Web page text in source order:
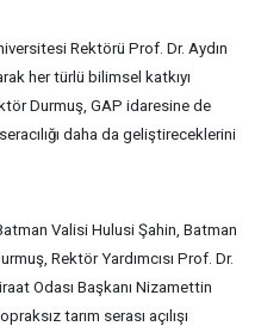
Rektörü Prof. Dr. Aydın
her türlü bilimsel katkıyı
Durmuş, GAP idaresine de
daha da geliştireceklerini
Valisi Hulusi Şahin, Batman
Rektör Yardımcısı Prof. Dr.
Odası Başkanı Nizamettin
tarım serası açılışı